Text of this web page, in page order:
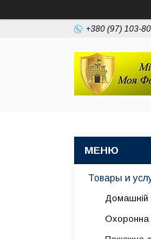
+380 (97) 103-
Товары и
Домашній
Охоронна